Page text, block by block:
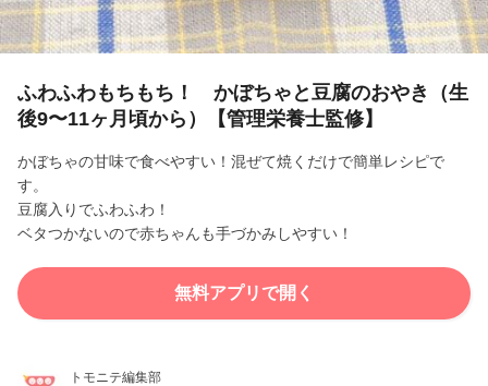
V
i
d
e
o
ふわふわもちもち！ かぼちゃと豆腐のおやき（生
後9〜11ヶ月頃から）【管理栄養士監修】
かぼちゃの甘味で食べやすい！混ぜて焼くだけで簡単レシピで
す。
豆腐入りでふわふわ！
ベタつかないので赤ちゃんも手づかみしやすい！
無料アプリで開く
トモニテ編集部